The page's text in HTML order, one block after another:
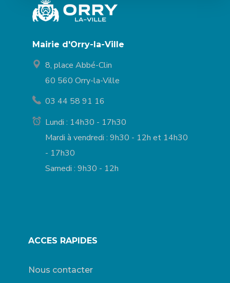
Mairie d'Orry-la-Ville
8, place Abbé-Clin
60 560 Orry-la-Ville
03 44 58 91 16
Lundi : 14h30 - 17h30
Mardi à vendredi : 9h30 - 12h et 14h30
- 17h30
Samedi : 9h30 - 12h
ACCES RAPIDES
Nous contacter